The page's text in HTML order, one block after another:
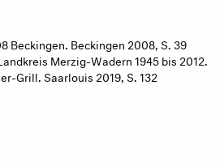
Beckingen. Beckingen 2008, S. 39
Merzig-Wadern 1945 bis 2012.
Grill. Saarlouis 2019, S. 132